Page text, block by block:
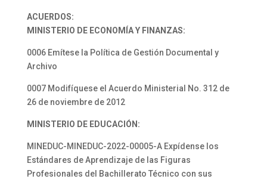
ACUERDOS:
MINISTERIO DE ECONOMÍA Y FINANZAS:
0006 Emítese la Política de Gestión Documental y
Archivo
0007 Modifíquese el Acuerdo Ministerial No. 312 de
26 de noviembre de 2012
MINISTERIO DE EDUCACIÓN:
MINEDUC-MINEDUC-2022-00005-A Expídense los
Estándares de Aprendizaje de las Figuras
Profesionales del Bachillerato Técnico con sus